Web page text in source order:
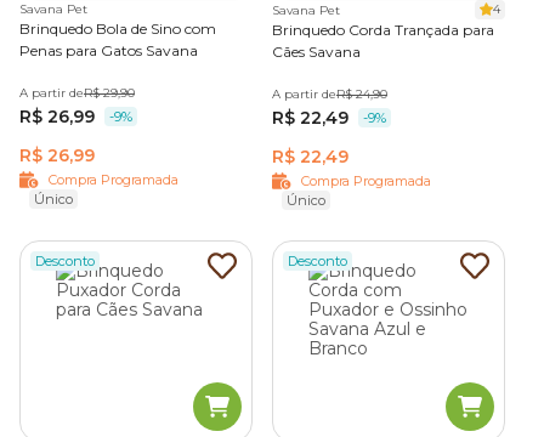
Savana Pet
Brinquedo Bola de Sino com
Penas para Gatos Savana
A partir deR$ 29,90
R$ 26,99 -9%
R$ 26,99
Compra Programada
Único
Savana Pet 4
Brinquedo Corda Trançada para
Cães Savana
A partir deR$ 24,90
R$ 22,49 -9%
R$ 22,49
Compra Programada
Único
Desconto Desconto